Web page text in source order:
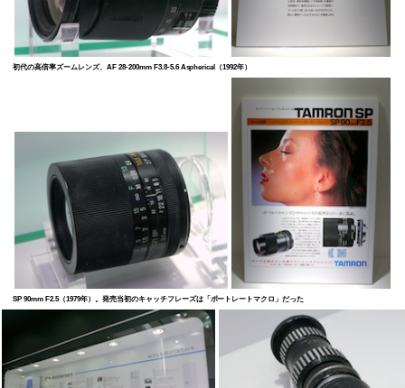
初代の高倍率ズームレンズ、AF 28-200mm F3.8-5.6 Aspherical（1992年）
SP 90mm F2.5（1979年）。発売当初のキャッチフレーズは「ポートレートマクロ」だった